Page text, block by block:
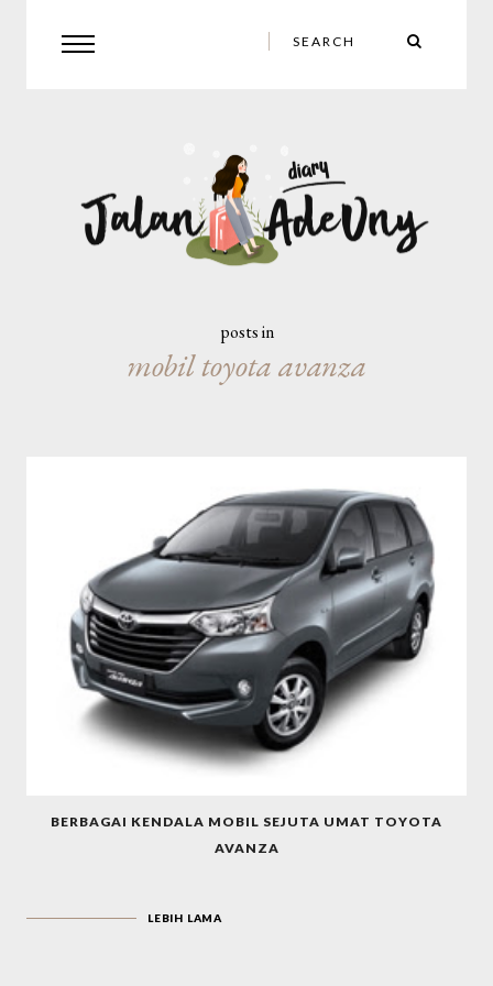
posts in
mobil toyota avanza
BERBAGAI KENDALA MOBIL SEJUTA UMAT TOYOTA
AVANZA
LEBIH LAMA